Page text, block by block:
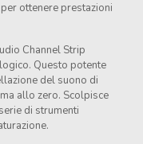
ottenere prestazioni
Channel Strip
Questo potente
del suono di
allo zero. Scolpisce
di strumenti